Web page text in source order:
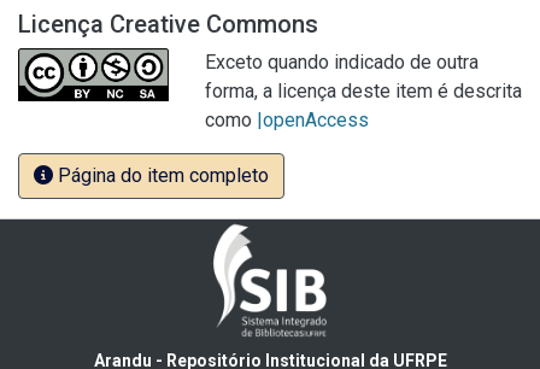
Licença Creative Commons
Exceto quando indicado de outra
forma, a licença deste item é descrita
como |openAccess
Página do item completo
Arandu - Repositório Institucional da UFRPE